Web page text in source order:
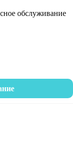
обслуживание